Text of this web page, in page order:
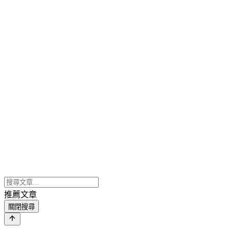
推薦文章
關閉搜尋